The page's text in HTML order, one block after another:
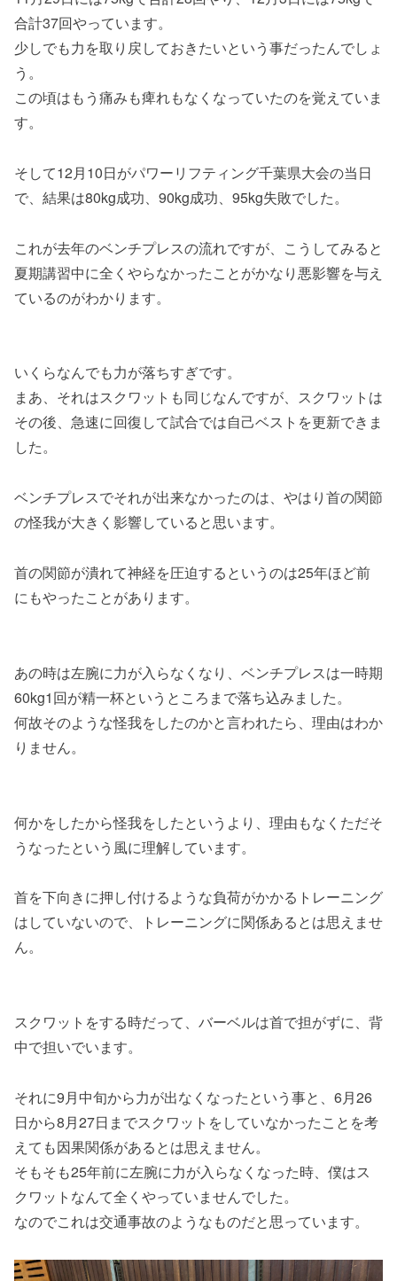
合計37回やっています。
少しでも力を取り戻しておきたいという事だったんでしょ
う。
この頃はもう痛みも痺れもなくなっていたのを覚えていま
す。
そして12月10日がパワーリフティング千葉県大会の当日
で、結果は80kg成功、90kg成功、95kg失敗でした。
これが去年のベンチプレスの流れですが、こうしてみると
夏期講習中に全くやらなかったことがかなり悪影響を与え
ているのがわかります。
いくらなんでも力が落ちすぎです。
まあ、それはスクワットも同じなんですが、スクワットは
その後、急速に回復して試合では自己ベストを更新できま
した。
ベンチプレスでそれが出来なかったのは、やはり首の関節
の怪我が大きく影響していると思います。
首の関節が潰れて神経を圧迫するというのは25年ほど前
にもやったことがあります。
あの時は左腕に力が入らなくなり、ベンチプレスは一時期
60kg1回が精一杯というところまで落ち込みました。
何故そのような怪我をしたのかと言われたら、理由はわか
りません。
何かをしたから怪我をしたというより、理由もなくただそ
うなったという風に理解しています。
首を下向きに押し付けるような負荷がかかるトレーニング
はしていないので、トレーニングに関係あるとは思えませ
ん。
スクワットをする時だって、バーベルは首で担がずに、背
中で担いでいます。
それに9月中旬から力が出なくなったという事と、6月26
日から8月27日までスクワットをしていなかったことを考
えても因果関係があるとは思えません。
そもそも25年前に左腕に力が入らなくなった時、僕はス
クワットなんて全くやっていませんでした。
なのでこれは交通事故のようなものだと思っています。